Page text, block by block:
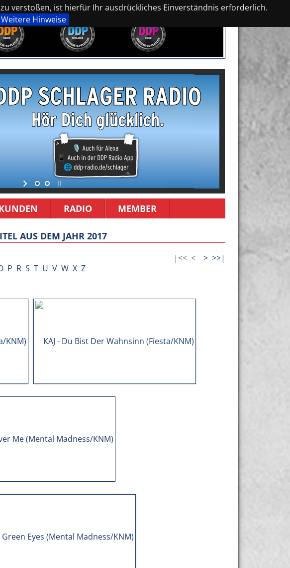
verstoßen, ist hierfür Ihr ausdrückliches Einverständnis erforderlich.
Weitere Hinweise
RADIO MEMBER
AUS DEM JAHR 2017
|<< < > >>|
P R S T U V W X Z